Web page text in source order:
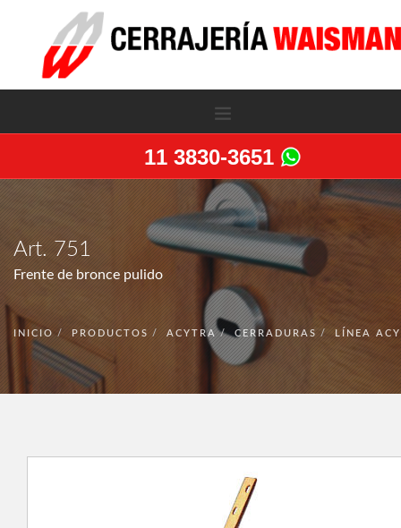
LA EMPRESA
SERVICIOS
PRODUCTOS
NOVEDADES
PERSIANAS METALICAS
11 3830-3651
Art. 751
Frente de bronce pulido
INICIO PRODUCTOS ACYTRA CERRADURAS LÍNEA